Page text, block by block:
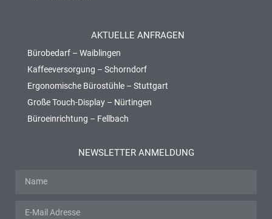
AKTUELLE ANFRAGEN
Bürobedarf – Waiblingen
Kaffeeversorgung – Schorndorf
Ergonomische Bürostühle – Stuttgart
Große Touch-Display – Nürtingen
Büroeinrichtung – Fellbach
NEWSLETTER ANMELDUNG